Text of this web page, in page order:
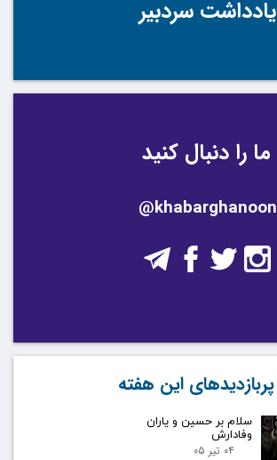
یادداشت سردبیر
@khabarghanoon
ما را دنبال کنید
سلام بر حسین و یاران
وفادارش
۰۴ تیر ۰۵
پربازدیدهای این هفته